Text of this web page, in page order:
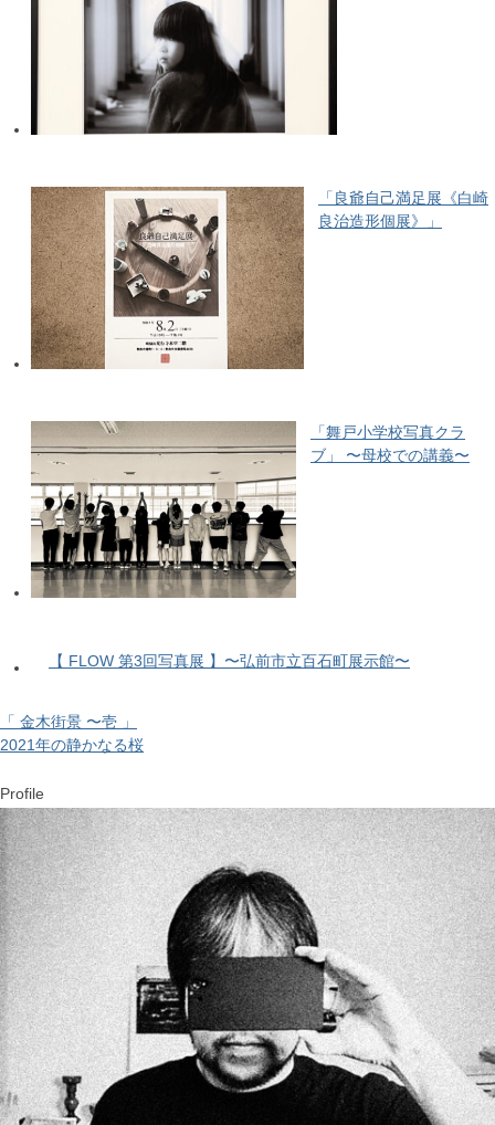
「良爺自己満足展《白崎
良治造形個展》」
「舞戸小学校写真クラ
ブ」 〜母校での講義〜
【 FLOW 第3回写真展 】〜弘前市立百石町展示館〜
「 金木街景 〜壱 」
2021年の静かなる桜
Profile